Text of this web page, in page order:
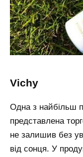
vichy
Одна з найбільш
представлена
не залишив без
від сонця. У